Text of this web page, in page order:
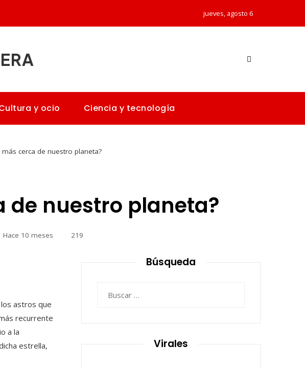
jueves, agosto 6
y ocio Ciencia y tecnología
cerca de nuestro planeta?
de nuestro planeta?
Hace 10 meses 219
astros que
recurrente
a la
estrella,
Búsqueda
Virales